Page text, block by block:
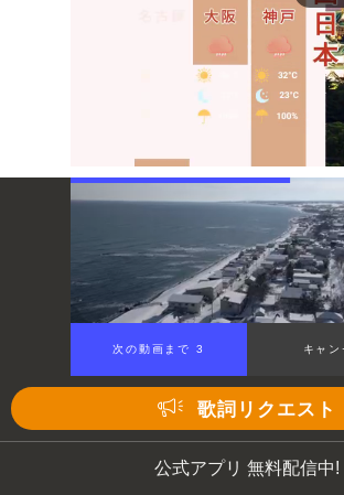
次の動画まで 3 キャン
歌詞リクエスト
公式アプリ 無料配信中!